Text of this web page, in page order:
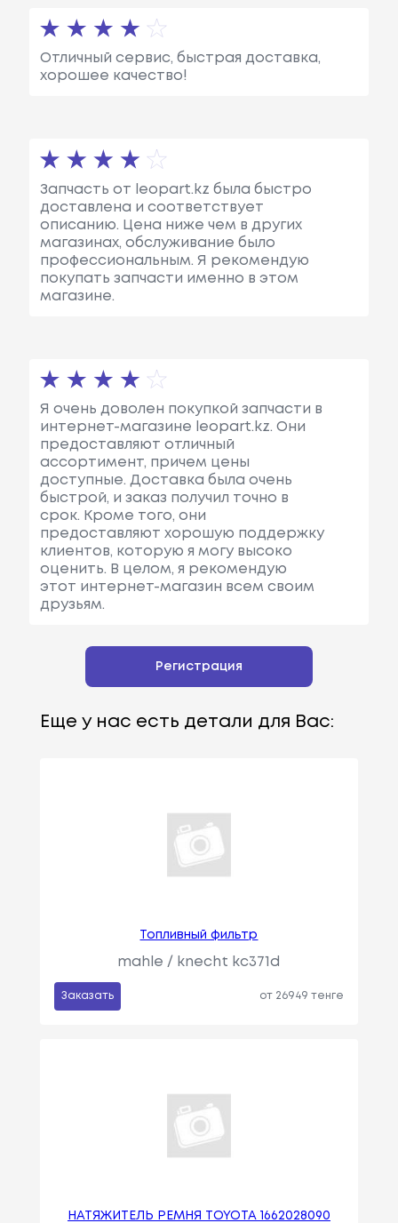
Отличный сервис, быстрая доставка,
хорошее качество!
Запчасть от leopart.kz была быстро
доставлена и соответствует
описанию. Цена ниже чем в других
магазинах, обслуживание было
профессиональным. Я рекомендую
покупать запчасти именно в этом
магазине.
Я очень доволен покупкой запчасти в
интернет-магазине leopart.kz. Они
предоставляют отличный
ассортимент, причем цены
доступные. Доставка была очень
быстрой, и заказ получил точно в
срок. Кроме того, они
предоставляют хорошую поддержку
клиентов, которую я могу высоко
оценить. В целом, я рекомендую
этот интернет-магазин всем своим
друзьям.
Регистрация
Еще у нас есть детали для Вас:
Топливный фильтр
mahle / knecht kc371d
Заказать от 26949 тенге
НАТЯЖИТЕЛЬ РЕМНЯ TOYOTA 1662028090